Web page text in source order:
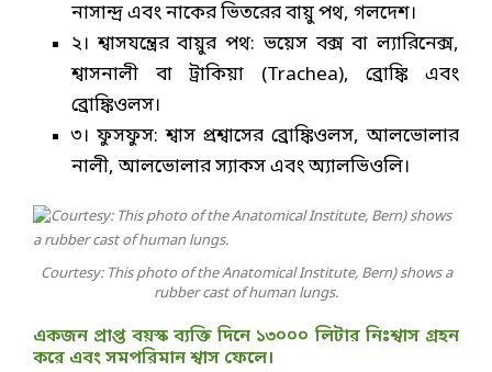
নাসান্দ্র এবং নাকের ভিতরের বায়ু পথ, গলদেশ।
২। শ্বাসযন্ত্রের বায়ুর পথ: ভয়েস বক্স বা ল্যারিনেক্স,
শ্বাসনালী বা ট্রাকিয়া (Trachea), ব্রোঙ্কি এবং
ব্রোঙ্কিওলস।
৩। ফুসফুস: শ্বাস প্রশ্বাসের ব্রোঙ্কিওলস, আলভোলার
নালী, আলভোলার স্যাকস এবং অ্যালভিওলি।
Courtesy: This photo of the Anatomical Institute, Bern) shows a
rubber cast of human lungs.
একজন প্রাপ্ত বয়স্ক ব্যক্তি দিনে ১৩০০০ লিটার নিঃশ্বাস গ্রহন
করে এবং সমপরিমান শ্বাস ফেলে।